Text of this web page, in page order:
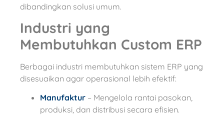
dibandingkan solusi umum.
Industri yang
Membutuhkan Custom ERP
Berbagai industri membutuhkan sistem ERP yang
disesuaikan agar operasional lebih efektif:
Manufaktur – Mengelola rantai pasokan,
produksi, dan distribusi secara efisien.